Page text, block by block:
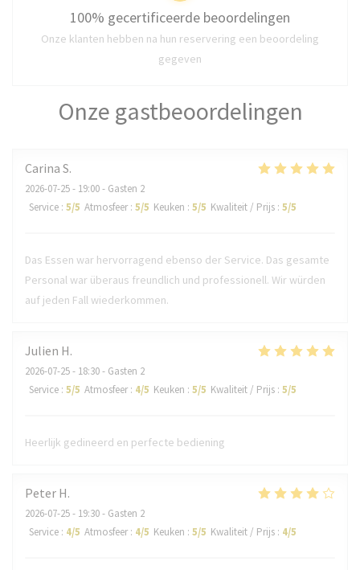
Onze gastbeoordelingen
Carina S
2026-07-25- 19:00 - Gasten 2
Service : 5/5 Atmosfeer : 5/5 Keuken : 5/5 Kwaliteit / Prijs : 5/5
Das Essen war hervorragend ebenso der Service. Das gesamte
Personal war überaus freundlich und professionell. Wir würden
auf jeden Fall wiederkommen.
Julien H
2026-07-25- 18:30 - Gasten 2
Service : 5/5 Atmosfeer : 4/5 Keuken : 5/5 Kwaliteit / Prijs : 5/5
Heerlijk gedineerd en perfecte bediening
Peter H
2026-07-25- 19:30 - Gasten 2
Service : 4/5 Atmosfeer : 4/5 Keuken : 5/5 Kwaliteit / Prijs : 4/5
100% gecertificeerde beoordelingen
Onze klanten hebben na hun reservering een beoordeling
gegeven